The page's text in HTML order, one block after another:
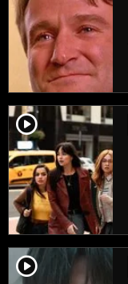
player2
player2